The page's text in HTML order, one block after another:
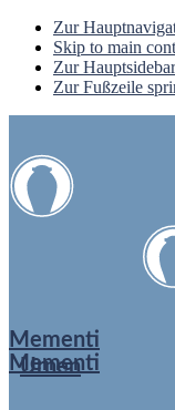
Zur
Skip to main
Zur
Zur Fußzeile
Mementi
Urnen
Mementi